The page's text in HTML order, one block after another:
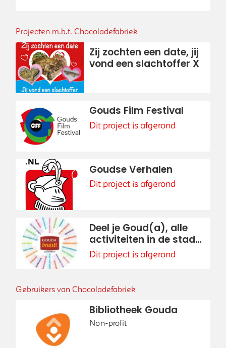
Projecten m.b.t. Chocoladefabriek
Zij zochten een date, jij
vond een slachtoffer X
Gouds Film Festival
Dit project is afgerond
Goudse Verhalen
Dit project is afgerond
Deel je Goud(a), alle
activiteiten in de stad
op één site: die van
Gouda Bruist!
Dit project is afgerond
Gebruikers van Chocoladefabriek
Bibliotheek Gouda
Non-profit